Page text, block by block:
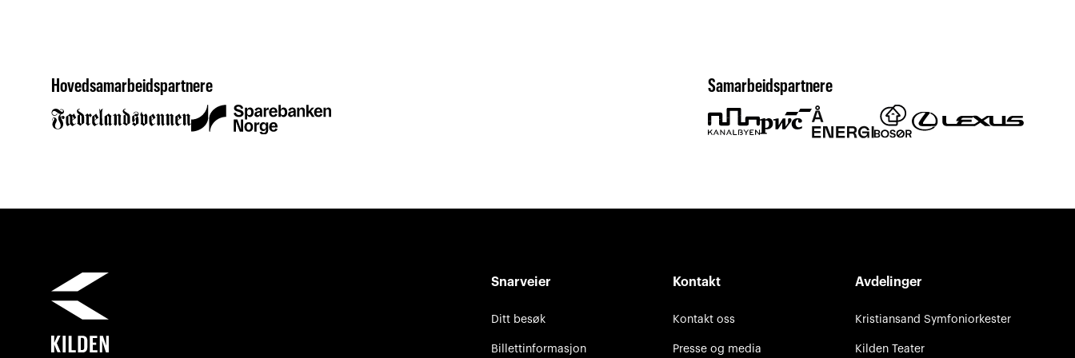
Hovedsamarbeidspartnere Samarbeidspartnere
Snarveier
Ditt besøk
Billettinformasjon
Kontakt
Kontakt oss
Presse og media
Avdelinger
Kristiansand Symfoniorkester
Kilden Teater